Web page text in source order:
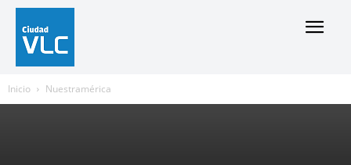
Inicio Nuestramérica